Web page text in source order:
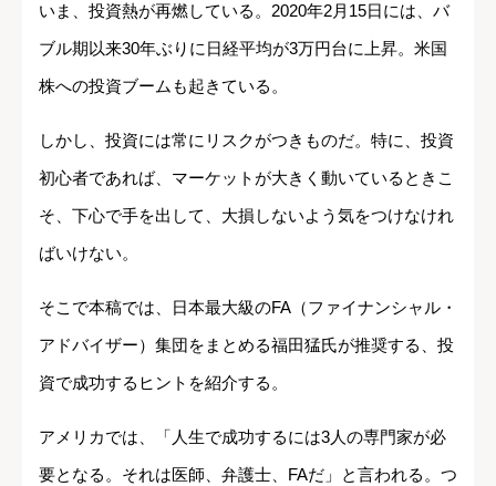
いま、投資熱が再燃している。2020年2月15日には、バ
ブル期以来30年ぶりに日経平均が3万円台に上昇。米国
株への投資ブームも起きている。
しかし、投資には常にリスクがつきものだ。特に、投資
初心者であれば、マーケットが大きく動いているときこ
そ、下心で手を出して、大損しないよう気をつけなけれ
ばいけない。
そこで本稿では、日本最大級のFA（ファイナンシャル・
アドバイザー）集団をまとめる福田猛氏が推奨する、投
資で成功するヒントを紹介する。
アメリカでは、「人生で成功するには3人の専門家が必
要となる。それは医師、弁護士、FAだ」と言われる。つ